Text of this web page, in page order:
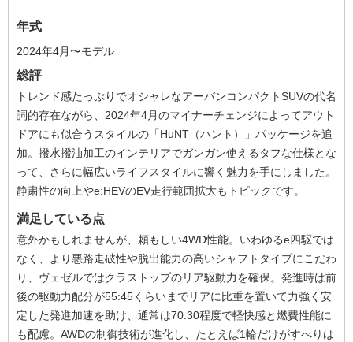
年式
2024年4月〜モデル
総評
トレンド感たっぷりでオシャレなアーバンコンパクトSUVの代名
詞的存在ながら、2024年4月のマイナーチェンジによってアウト
ドアにも似合うスタイルの「HuNT（ハント）」パッケージを追
加。撥水撥油加工のインテリアでガンガン使えるタフな仕様とな
って、さらに幅広いライフスタイルに響く魅力を手にしました。
静粛性の向上やe:HEVのEV走行範囲拡大もトピックです。
満足している点
意外かもしれませんが、頼もしい4WD性能。いわゆるe四駆では
なく、より悪路走破性や脱出能力の高いシャフトタイプにこだわ
り、ヴェゼルではクラストップのリア駆動力を確保。発進時は前
後の駆動力配分が55:45くらいまでリアに比重を置いて力強く安
定した発進加速を助け、通常は70:30程度で軽快感と燃費性能に
も配慮。AWDの制御技術が進化し、たとえば1輪だけがすべりは